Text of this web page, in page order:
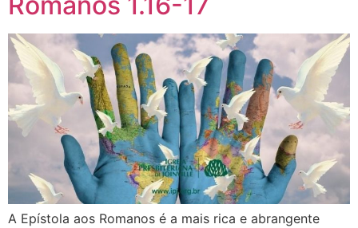
A Epístola aos Romanos é a mais rica e abrangente